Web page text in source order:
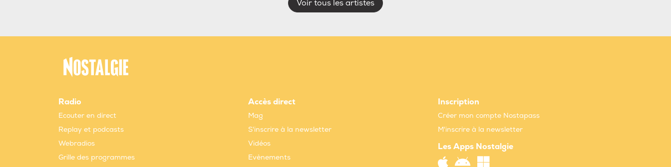
Voir tous les artistes
Radio
Ecouter en direct
Replay et podcasts
Webradios
Grille des programmes
Accès direct
Mag
S'inscrire à la newsletter
Vidéos
Evènements
Inscription
Créer mon compte Nostapass
M'inscrire à la newsletter
Les Apps Nostalgie